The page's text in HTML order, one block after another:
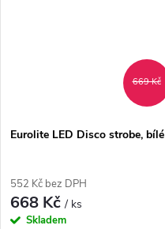
669 Kč
Eurolite LED Disco strobe, bílé
552 Kč bez DPH
668 Kč/ ks
Skladem